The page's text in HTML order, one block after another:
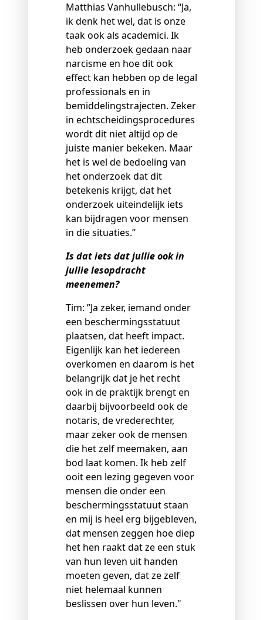
Matthias Vanhullebusch: “Ja,
ik denk het wel, dat is onze
taak ook als academici. Ik
heb onderzoek gedaan naar
narcisme en hoe dit ook
effect kan hebben op de legal
professionals en in
bemiddelingstrajecten. Zeker
in echtscheidingsprocedures
wordt dit niet altijd op de
juiste manier bekeken. Maar
het is wel de bedoeling van
het onderzoek dat dit
betekenis krijgt, dat het
onderzoek uiteindelijk iets
kan bijdragen voor mensen
in die situaties.”
Is dat iets dat jullie ook in
jullie lesopdracht
meenemen?
Tim: ”Ja zeker, iemand onder
een beschermingsstatuut
plaatsen, dat heeft impact.
Eigenlijk kan het iedereen
overkomen en daarom is het
belangrijk dat je het recht
ook in de praktijk brengt en
daarbij bijvoorbeeld ook de
notaris, de vrederechter,
maar zeker ook de mensen
die het zelf meemaken, aan
bod laat komen. Ik heb zelf
ooit een lezing gegeven voor
mensen die onder een
beschermingsstatuut staan
en mij is heel erg bijgebleven,
dat mensen zeggen hoe diep
het hen raakt dat ze een stuk
van hun leven uit handen
moeten geven, dat ze zelf
niet helemaal kunnen
beslissen over hun leven."